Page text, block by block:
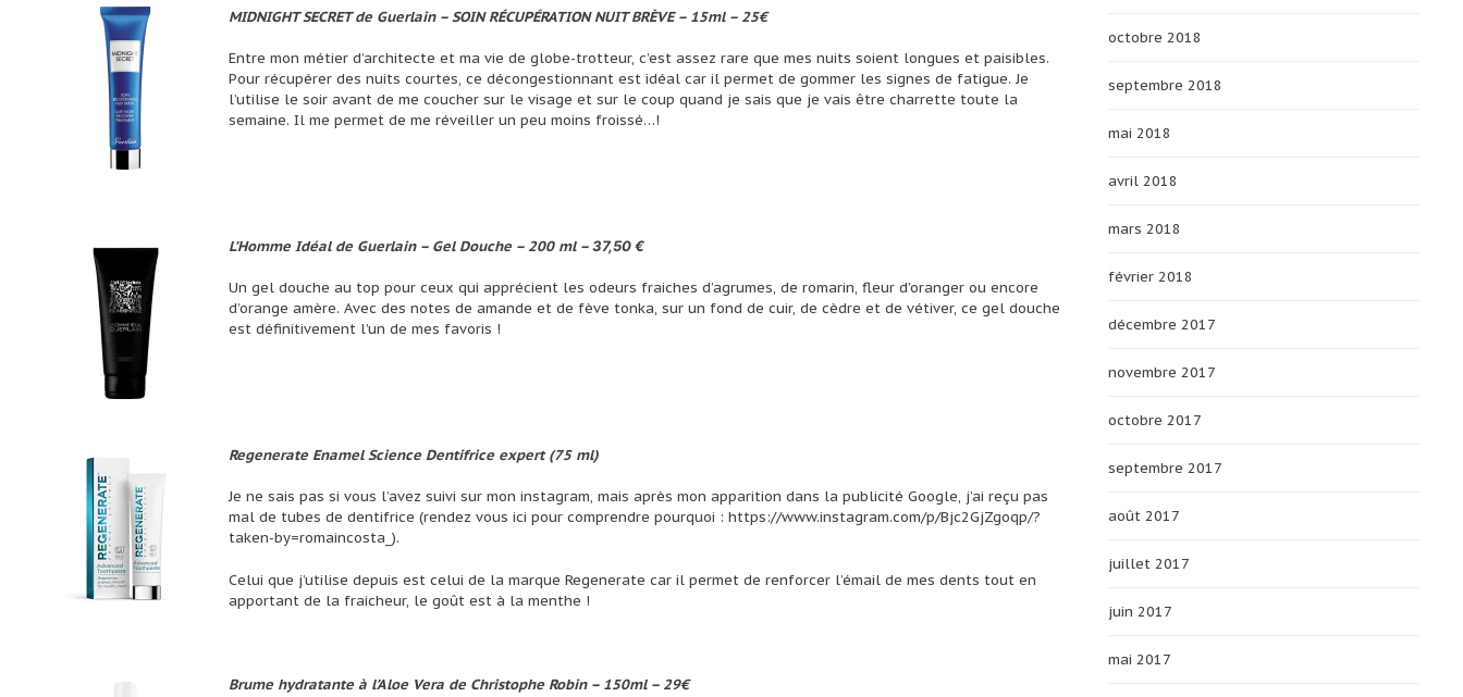
MIDNIGHT SECRET de Guerlain – SOIN RÉCUPÉRATION NUIT BRÈVE – 15ml – 25€
Entre mon métier d’architecte et ma vie de globe-trotteur, c’est assez rare que mes nuits soient longues et paisibles.
Pour récupérer des nuits courtes, ce décongestionnant est idéal car il permet de gommer les signes de fatigue. Je
l’utilise le soir avant de me coucher sur le visage et sur le coup quand je sais que je vais être charrette toute la
semaine. Il me permet de me réveiller un peu moins froissé…!
L’Homme Idéal de Guerlain – Gel Douche – 200 ml –37,50 €
Un gel douche au top pour ceux qui apprécient les odeurs fraiches d’agrumes, de romarin, fleur d’oranger ou encore
d’orange amère. Avec des notes de amande et de fève tonka, sur un fond de cuir, de cèdre et de vétiver, ce gel douche
est définitivement l’un de mes favoris !
Regenerate Enamel Science Dentifrice expert (75 ml)
Je ne sais pas si vous l’avez suivi sur mon instagram, mais après mon apparition dans la publicité Google, j’ai reçu pas
mal de tubes de dentifrice (rendez vous ici pour comprendre pourquoi : https://www.instagram.com/p/Bjc2GjZgoqp/?
taken-by=romaincosta_).
Celui que j’utilise depuis est celui de la marque Regenerate car il permet de renforcer l’émail de mes dents tout en
apportant de la fraicheur, le goût est à la menthe !
Brume hydratante à l’Aloe Vera de Christophe Robin – 150ml – 29€
octobre 2018
septembre 2018
mai 2018
avril 2018
mars 2018
février 2018
décembre 2017
novembre 2017
octobre 2017
septembre 2017
août 2017
juillet 2017
juin 2017
mai 2017